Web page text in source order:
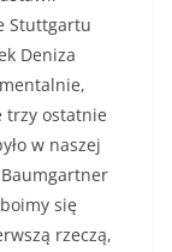
Stuttgartu
Deniza
trzy ostatnie
w naszej
się
rzeczą,